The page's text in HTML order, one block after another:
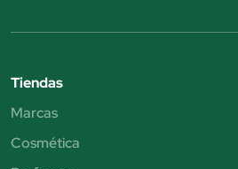
Tiendas
Marcas
Cosmética